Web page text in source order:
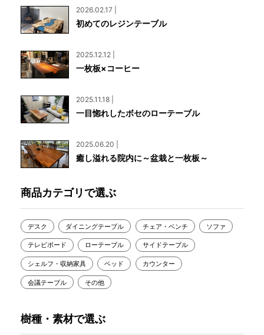
2026.02.17 |
初めてのレジンテーブル
2025.12.12 |
一枚板×コーヒー
2025.11.18 |
一目惚れしたボセのローテーブル
2025.06.20 |
癒し溢れる院内に～盆栽と一枚板～
商品カテゴリで選ぶ
デスク ダイニングテーブル チェア・ベンチ ソファ
テレビボード ローテーブル サイドテーブル
シェルフ・収納家具 ベッド カウンター
会議テーブル その他
樹種・素材で選ぶ